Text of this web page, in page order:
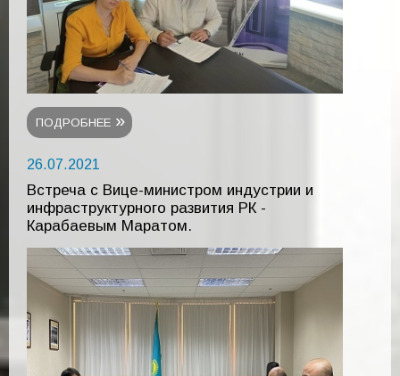
ПОДРОБНЕЕ
26.07.2021
Встреча с Вице-министром индустрии и
инфраструктурного развития РК -
Карабаевым Маратом.